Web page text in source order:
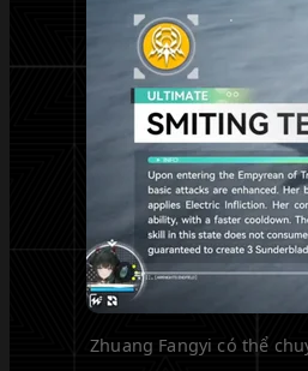
Zhuang Fangyi có thể